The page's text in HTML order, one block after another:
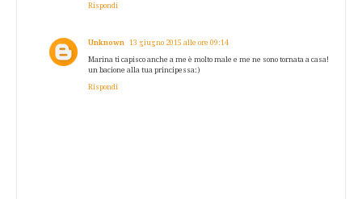
Rispondi
Unknown 13 giugno 2015 alle ore 09:14
Marina ti capisco anche a me è molto male e me ne sono tornata a casa!
un bacione alla tua principessa:)
Rispondi